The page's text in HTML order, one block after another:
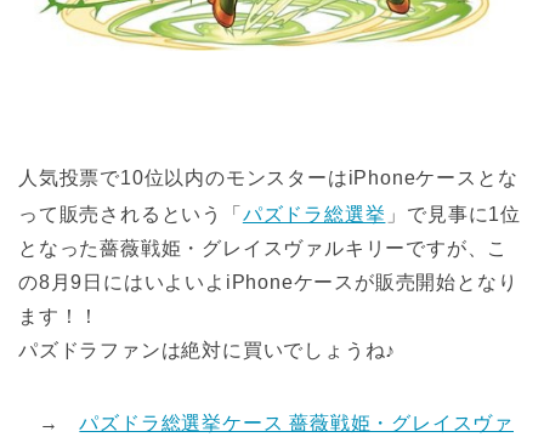
人気投票で10位以内のモンスターはiPhoneケースとな
って販売されるという「 パズドラ総選挙 」で見事に1位
となった薔薇戦姫・グレイスヴァルキリーですが、こ
の8月9日にはいよいよiPhoneケースが販売開始となり
ます！！
パズドラファンは絶対に買いでしょうね♪
→パズドラ総選挙ケース 薔薇戦姫・グレイスヴァ